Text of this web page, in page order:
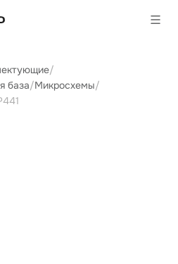
/
база/Микросхемы/